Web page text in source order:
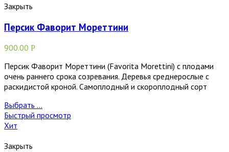
Закрыть
Персик Фаворит Мореттини
900.00 Р
Персик Фаворит Мореттини (Favorita Morettini) с плодами
очень раннего срока созревания. Деревья среднерослые с
раскидистой кроной. Самоплодный и скороплодный сорт
Выбрать ...
Быстрый просмотр
Хит
Закрыть